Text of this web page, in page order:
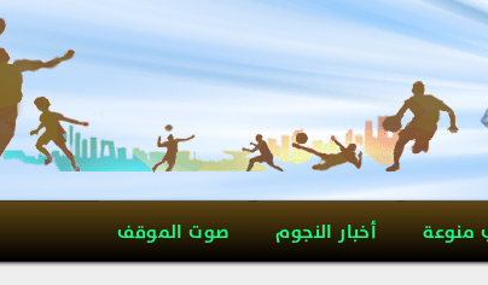
منوعة أخبار النجوم صوت الموقف